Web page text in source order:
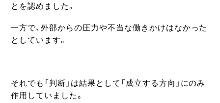
とを認めました。
一方で、外部からの圧力や不当な働きかけはなかった
としています。
それでも「判断」は結果として「成立する方向」にのみ
作用していました。